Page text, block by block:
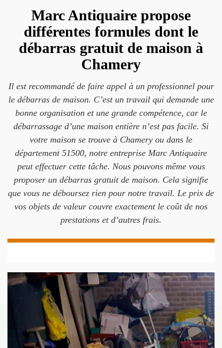
Marc Antiquaire propose
différentes formules dont le
débarras gratuit de maison à
Chamery
Il est recommandé de faire appel à un professionnel pour
le débarras de maison. C’est un travail qui demande une
bonne organisation et une grande compétence, car le
débarrassage d’une maison entière n’est pas facile. Si
votre maison se trouve à Chamery ou dans le
département 51500, notre entreprise Marc Antiquaire
peut effectuer cette tâche. Nous pouvons même vous
proposer un débarras gratuit de maison. Cela signifie
que vous ne déboursez rien pour notre travail. Le prix de
vos objets de valeur couvre exactement le coût de nos
prestations et d’autres frais.